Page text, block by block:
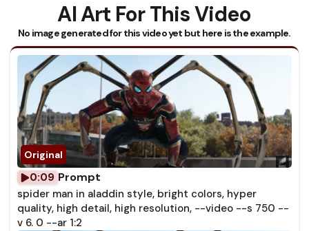
AI Art For This Video
No image generated for this video yet but here is the example.
0:09 Prompt
spider man in aladdin style, bright colors, hyper
quality, high detail, high resolution, --video --s 750 --
v 6. 0 --ar 1:2